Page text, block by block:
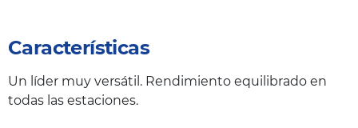
Características
Un líder muy versátil. Rendimiento equilibrado en
todas las estaciones.